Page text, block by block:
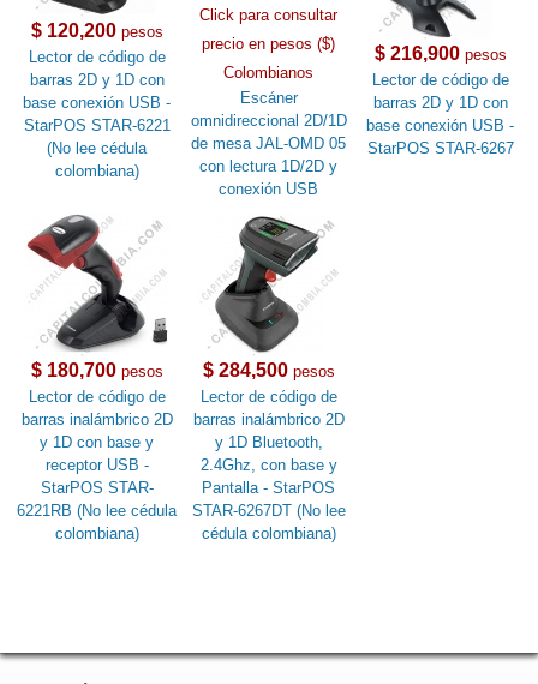
$ 120,200pesos
Lector de código de
barras 2D y 1D con
base conexión USB -
StarPOS STAR-6221
(No lee cédula
colombiana)
Click para consultar
precio en pesos ($)
Colombianos
Escáner
omnidireccional 2D/1D
de mesa JAL-OMD 05
con lectura 1D/2D y
conexión USB
$ 216,900pesos
Lector de código de
barras 2D y 1D con
base conexión USB -
StarPOS STAR-6267
$ 180,700pesos
Lector de código de
barras inalámbrico 2D
y 1D con base y
receptor USB -
StarPOS STAR-
6221RB (No lee cédula
colombiana)
$ 284,500pesos
Lector de código de
barras inalámbrico 2D
y 1D Bluetooth,
2.4Ghz, con base y
Pantalla - StarPOS
STAR-6267DT (No lee
cédula colombiana)